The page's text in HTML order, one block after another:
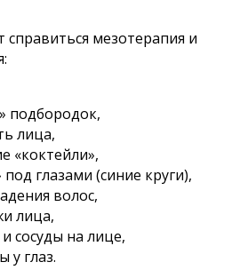
мезотерапия и
подбородок,
лица,
«коктейли»,
под глазами (синие круги),
волос,
лица,
сосуды на лице,
у глаз.